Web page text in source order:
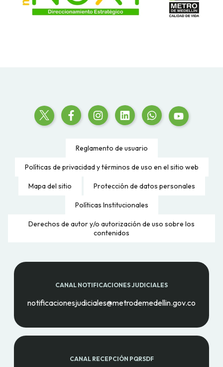
Reglamento de usuario
Políticas de privacidad y términos de uso en el sitio web
Mapa del sitio Protección de datos personales
Políticas Institucionales
Derechos de autor y/o autorización de uso sobre los
contenidos
CANAL NOTIFICACIONES JUDICIALES
notificacionesjudiciales@metrodemedellin.gov.co
CANAL RECEPCIÓN PQRSDF